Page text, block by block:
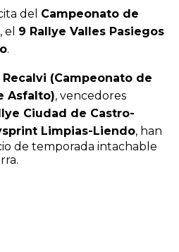
del Campeonato de
, el 9 Rallye Valles Pasiegos
.
Recalvi (Campeonato de
Asfalto), vencedores
Ciudad de Castro-
Limpias-Liendo, han
de temporada intachable